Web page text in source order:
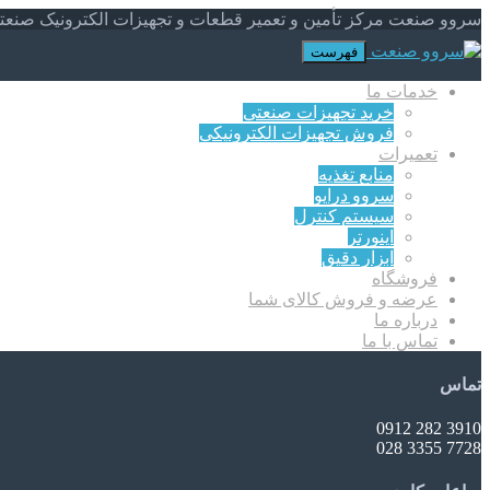
سروو صنعت مرکز تأمین و تعمیر قطعات و تجهیزات الکترونیک
فهرست
خدمات ما
خرید تجهیزات صنعتی
فروش تجهیزات الکترونیکی
تعمیرات
منابع تغذیه
سروو درایو
سیستم کنترل
اینورتر
ابزار دقیق
فروشگاه
عرضه و فروش کالای شما
درباره ما
تماس با ما
تماس
3910 282 0912
7728 3355 028